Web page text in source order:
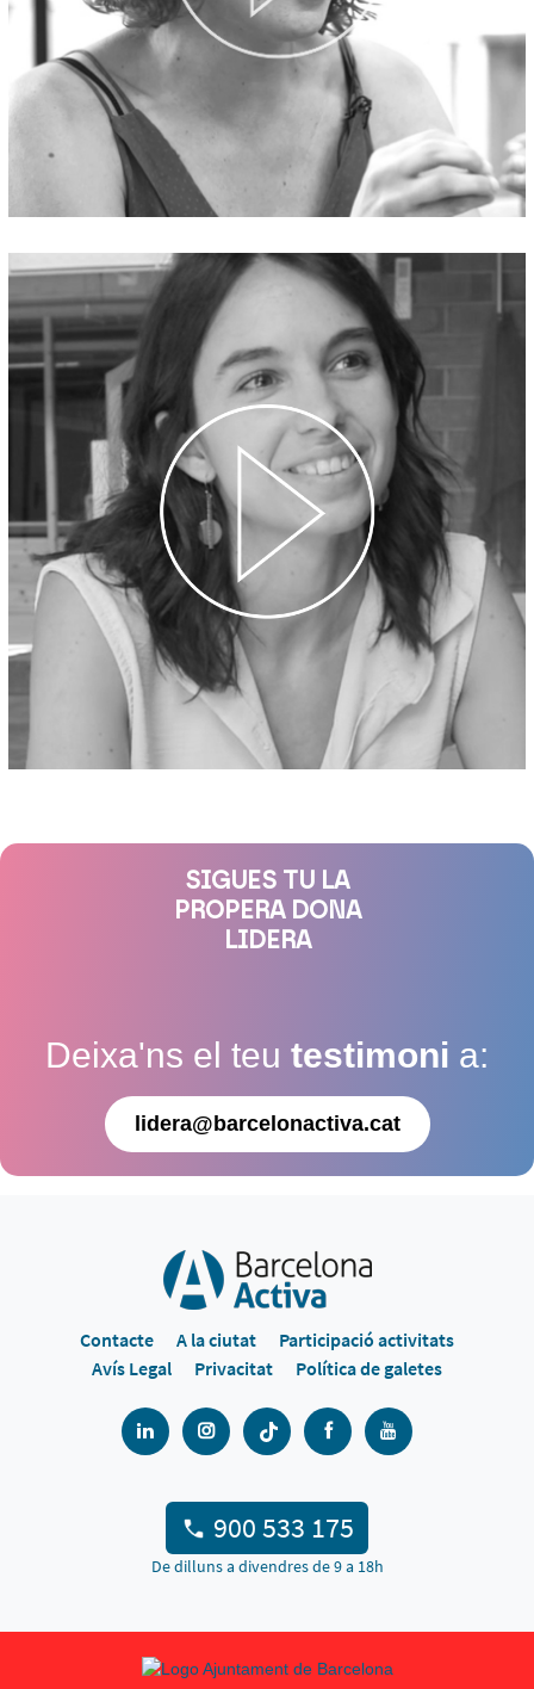
SIGUES TU LA
PROPERA DONA
LIDERA
Deixa'ns el teu testimoni a:
lidera@barcelonactiva.cat
Contacte A la ciutat
Participació activitats
Avís Legal
Privacitat Política de galetes
900 533 175
De dilluns a divendres de 9 a 18h